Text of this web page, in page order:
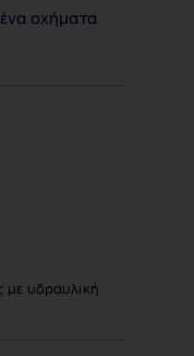
οχήματα
με υδραυλική